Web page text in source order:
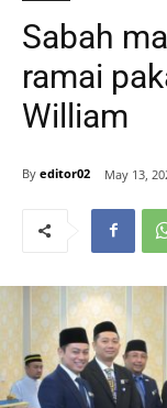
Sabah
ramai
William
By editor02 May 13,